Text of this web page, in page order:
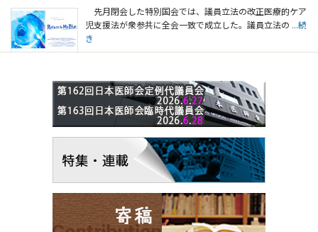
先月閉会した特別国会では、議員立法の改正医療的ケア
児支援法が衆参共に全会一致で成立した。議員立法の ...続
き